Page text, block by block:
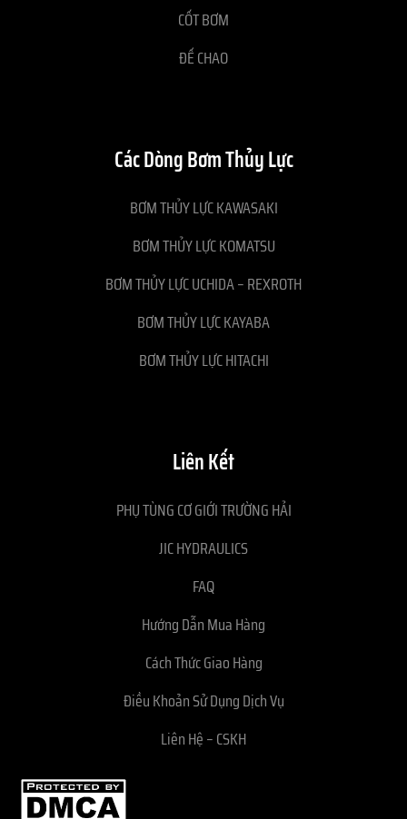
CỐT BƠM
ĐẾ CHAO
Các Dòng Bơm Thủy Lực
BƠM THỦY LỰC KAWASAKI
BƠM THỦY LỰC KOMATSU
BƠM THỦY LỰC UCHIDA – REXROTH
BƠM THỦY LỰC KAYABA
BƠM THỦY LỰC HITACHI
Liên Kết
PHỤ TÙNG CƠ GIỚI TRƯỜNG HẢI
JIC HYDRAULICS
FAQ
Hướng Dẫn Mua Hàng
Cách Thức Giao Hàng
Điều Khoản Sử Dụng Dịch Vụ
Liên Hệ – CSKH